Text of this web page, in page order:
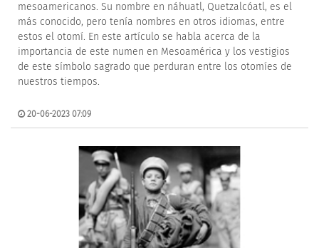
mesoamericanos. Su nombre en náhuatl, Quetzalcóatl, es el
más conocido, pero tenía nombres en otros idiomas, entre
estos el otomí. En este artículo se habla acerca de la
importancia de este numen en Mesoamérica y los vestigios
de este símbolo sagrado que perduran entre los otomíes de
nuestros tiempos.
20-06-2023 07:09